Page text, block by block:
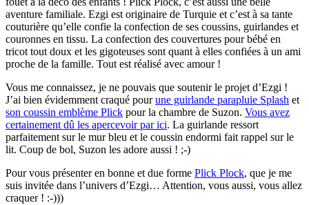
aventure familiale. Ezgi est originaire de Turquie et c’est à sa tante
couturière qu’elle confie la confection de ses coussins, guirlandes et
couronnes en tissu. La confection des couvertures pour bébé en
tricot tout doux et les gigoteuses sont quant à elles confiées à un ami
proche de la famille. Tout est réalisé avec amour !
Vous me connaissez, je ne pouvais que soutenir le projet d’Ezgi !
J’ai bien évidemment craqué pourune guirlande parapluie Splash et
son coussin emblème Plick pour la chambre de Suzon. Vous avez
certainement dû les apercevoir par ici. La guirlande ressort
parfaitement sur le mur bleu et le coussin endormi fait rappel sur le
lit. Coup de bol, Suzon les adore aussi ! ;-)
Pour vous présenter en bonne et due forme Plick Plock, que je me
suis invitée dans l’univers d’Ezgi… Attention, vous aussi, vous allez
craquer ! :-)))